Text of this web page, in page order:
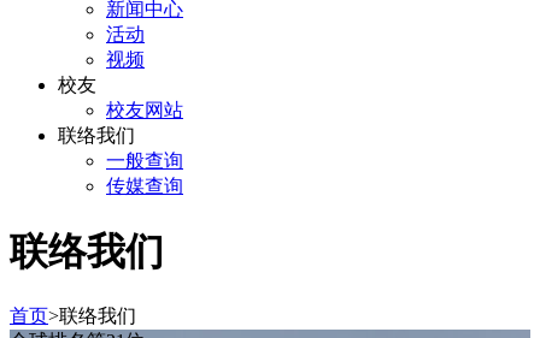
新闻中心
活动
视频
校友
校友网站
联络我们
一般查询
传媒查询
联络我们
首页>联络我们